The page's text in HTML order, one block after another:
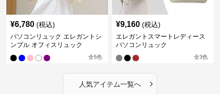
¥6,780 (税込)
パソコンリュック エレガントシ
ンプル オフィスリュック
全5色
¥9,160 (税込)
エレガントスマートレディース
パソコンリュック
全3色
人気アイテム一覧へ ›